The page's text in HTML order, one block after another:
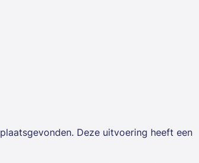
Deze uitvoering heeft een